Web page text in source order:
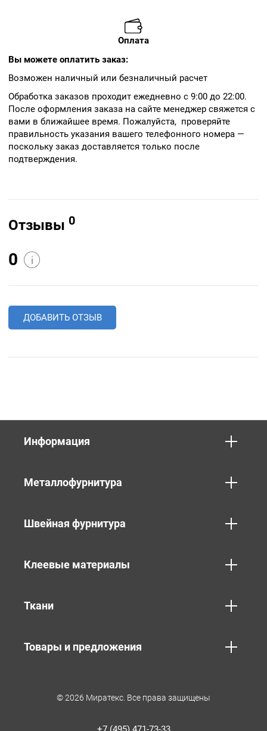
Оплата
Вы можете оплатить заказ:
Возможен наличный или безналичный расчет
Обработка заказов проходит ежедневно с 9:00 до 22:00.
После оформления заказа на сайте менеджер свяжется с
вами в ближайшее время. Пожалуйста, проверяйте
правильность указания вашего телефонного номера —
поскольку заказ доставляется только после
подтверждения.
Отзывы 0
0 i
ДОБАВИТЬ ОТЗЫВ
Информация
Металлофурнитура
Швейная фурнитура
Клеевые материалы
Ткани
Товары и предложения
© 2026 Миратекс. Все права защищены